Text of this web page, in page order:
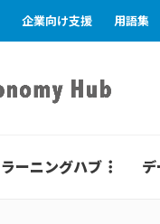
企業向け支援 用語集
ラーニングハブ